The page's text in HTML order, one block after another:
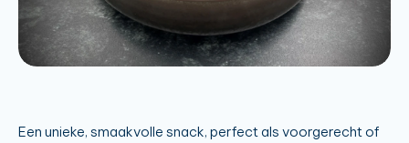
Een unieke, smaakvolle snack, perfect als voorgerecht of